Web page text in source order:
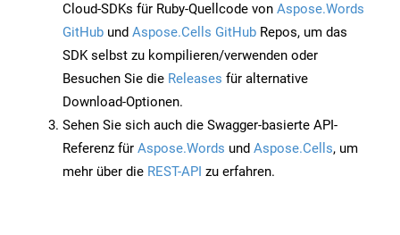
Cloud-SDKs für Ruby-Quellcode von Aspose.Words
GitHub und Aspose.Cells GitHub Repos, um das
SDK selbst zu kompilieren/verwenden oder
Besuchen Sie die Releases für alternative
Download-Optionen.
Sehen Sie sich auch die Swagger-basierte API-
Referenz für Aspose.Words und Aspose.Cells, um
mehr über die REST-API zu erfahren.